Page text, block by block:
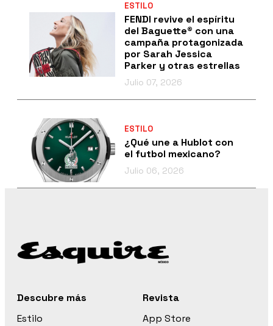
ESTILO
FENDI revive el espíritu
del Baguette® con una
campaña protagonizada
por Sarah Jessica
Parker y otras estrellas
Julio 07, 2026
ESTILO
¿Qué une a Hublot con
el futbol mexicano?
Julio 06, 2026
Descubre más
Estilo
Revista
App Store